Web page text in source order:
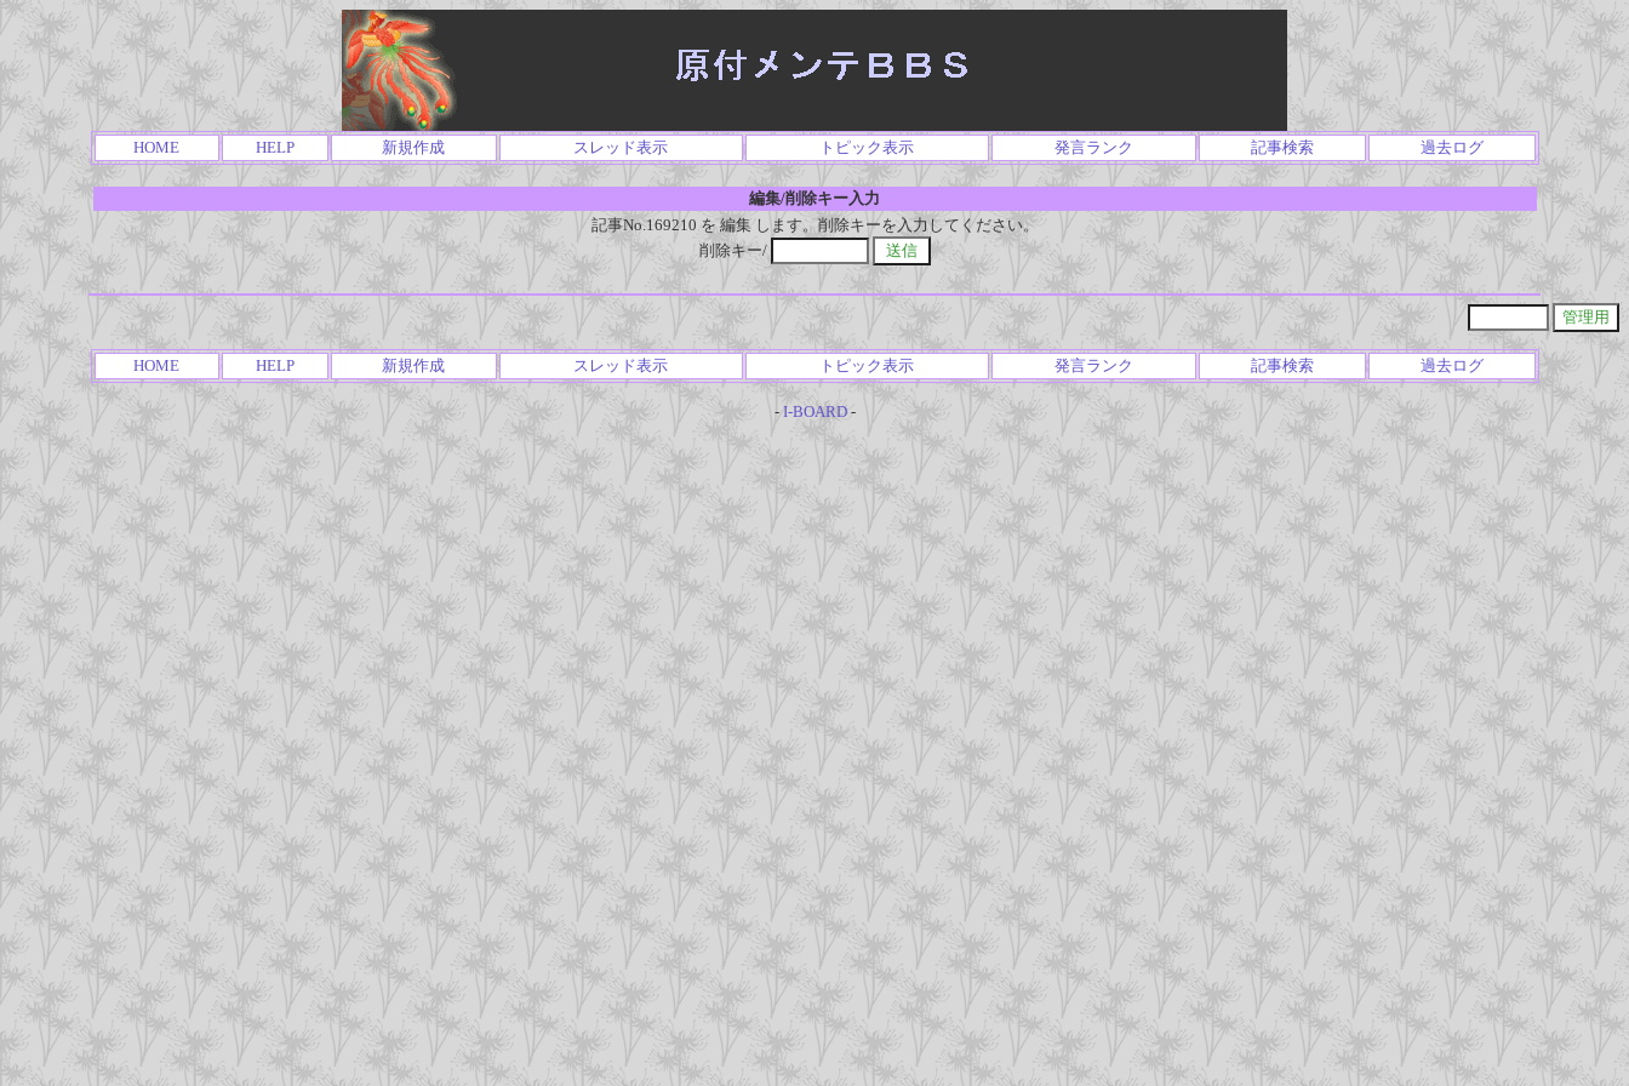
HOME HELP 新規作成 スレッド表示 トピック表示 発言ランク 記事検索 過去ログ
編集/削除キー入力
記事No.169210 を 編集 します。削除キーを入力してください。
削除キー/
HOME HELP 新規作成 スレッド表示 トピック表示 発言ランク 記事検索 過去ログ
- I-BOARD-